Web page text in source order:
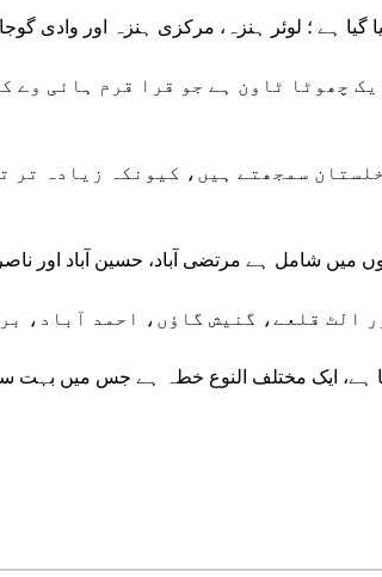
گیا ہے ؛ لوئر ہنزہ، مرکزی ہنزہ اور وادی
چھوٹا ٹاون ہے جو قرا قرم ہائی وے
سمجھتے ہیں، کیونکہ زیادہ تر
میں شامل ہے مرتضی آباد، حسین آباد اور ناصر
الٹ قلعے، گنیش گاؤں، احمد آباد،
ہے، ایک مختلف النوع خطہ ہے جس میں بہت